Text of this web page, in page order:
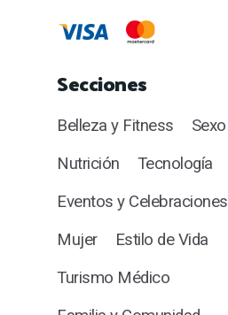
Secciones
Belleza y Fitness Sexo
Nutrición
Tecnología
Eventos y Celebraciones
Mujer
Estilo de Vida
Turismo Médico